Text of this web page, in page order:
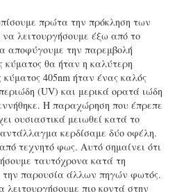
πρώτα την πρόκληση των
λειτουργήσουμε έξω από το
αποφύγουμε την παρεμβολή
θα ήταν η καλύτερη
κύματος 405nm ήταν ένας καλός
(UV) και μερικά ορατά ιώδη
Η παραχώρηση που έπρεπε
ουσιαστικά μειωθεί κατά το
κερδίσαμε δύο οφέλη.
τεχνητό φως. Αυτό σημαίνει ότι
ταυτόχρονα κατά τη
την παρουσία άλλων πηγών φωτός.
πιο κοντά στην